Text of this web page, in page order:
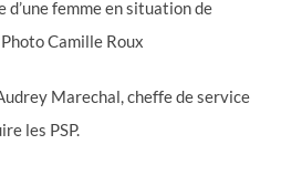
femme en situation de
Camille Roux
Marechal, cheffe de service
les PSP.